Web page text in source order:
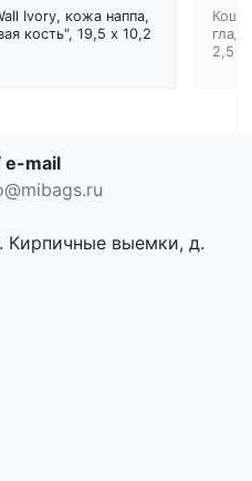
Ivory, кожа наппа,
кость", 19,5 x 10,2
2,5
e-mail
Кирпичные выемки, д.